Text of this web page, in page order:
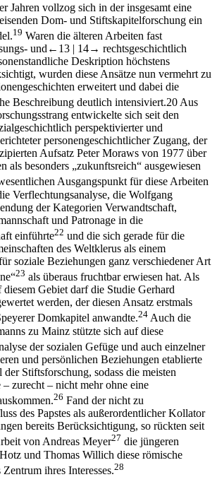
Jahren vollzog sich in der insgesamt eine
Dom- und Stiftskapitelforschung ein
19 Waren die älteren Arbeiten fast
und ←13 | 14→ rechtsgeschichtlich
Deskription höchstens
wurden diese Ansätze nun vermehrt zu
erweitert und dabei die
Beschreibung deutlich intensiviert.20 Aus
entwickelte sich seit den
perspektivierter und
personengeschichtlicher Zugang, der
Aufsatz Peter Moraws von 1977 über
als besonders „zukunftsreich“ ausgewiesen
Ausgangspunkt für diese Arbeiten
Verflechtungsanalyse, die Wolfgang
der Kategorien Verwandtschaft,
und Patronage in die
einführte22 und die sich gerade für die
des Weltklerus als einem
soziale Beziehungen ganz verschiedener Art
23 als überaus fruchtbar erwiesen hat. Als
Gebiet darf die Studie Gerhard
werden, der diesen Ansatz erstmals
Domkapitel anwandte.24 Auch die
zu Mainz stützte sich auf diese
der sozialen Gefüge und auch einzelner
und persönlichen Beziehungen etablierte
Stiftsforschung, sodass die meisten
zurecht – nicht mehr ohne eine
26 Fand der nicht zu
des Papstes als außerordentlicher Kollator
bereits Berücksichtigung, so rückten seit
von Andreas Meyer27 die jüngeren
und Thomas Willich diese römische
ihres Interesses.28